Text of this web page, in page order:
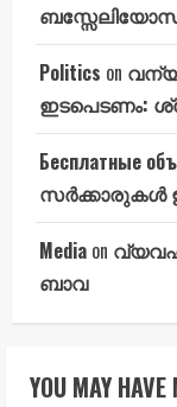
Politics on
ഇടപെടണം:
Бесплатные
സർക്കാരുകൾ
Media on
ബാവ
YOU MAY HAVE